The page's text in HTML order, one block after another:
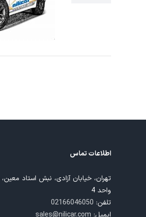
اطلاعات تماس
واحد 4
تلفن: 02166046050
ایمیل: sales@nilicar.com